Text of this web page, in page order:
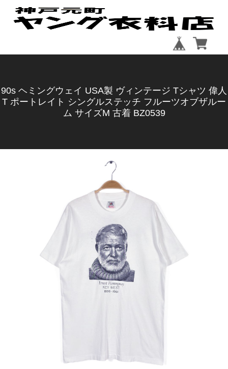
90s ヘミングウェイ USA製 ヴィンテージ Tシャツ 偉人
T ポートレイト シングルステッチ フルーツオブザルー
ム サイズM 古着 BZ0539